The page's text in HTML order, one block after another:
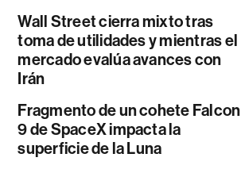
Wall Street cierra mixto tras
toma de utilidades y mientras el
mercado evalúa avances con
Irán
Fragmento de un cohete Falcon
9 de SpaceX impacta la
superficie de la Luna